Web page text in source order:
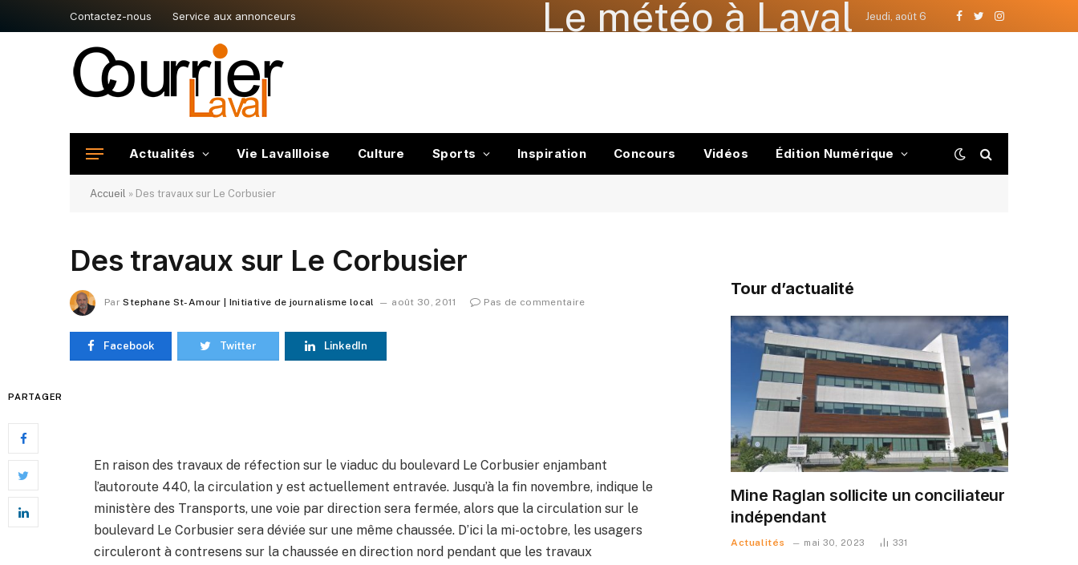
Contactez-nous Service aux annonceurs Le météo à Laval Jeudi, août 6
Facebook
TwitterInstagram
Actualités Vie Lavallloise Culture Sports Inspiration Concours Vidéos Édition Numérique
Accueil » Des travaux sur Le Corbusier
Des travaux sur Le Corbusier
Par Stephane St-Amour | Initiative de journalisme local août 30, 2011 Pas de commentaire
Facebook Twitter LinkedIn
PARTAGER
En raison des travaux de réfection sur le viaduc du boulevard Le Corbusier enjambant
l’autoroute 440, la circulation y est actuellement entravée. Jusqu’à la fin novembre, indique le
ministère des Transports, une voie par direction sera fermée, alors que la circulation sur le
boulevard Le Corbusier sera déviée sur une même chaussée. D’ici la mi-octobre, les usagers
circuleront à contresens sur la chaussée en direction nord pendant que les travaux
Tour d’actualité
Mine Raglan sollicite un conciliateur
indépendant
Actualités mai 30, 2023 331